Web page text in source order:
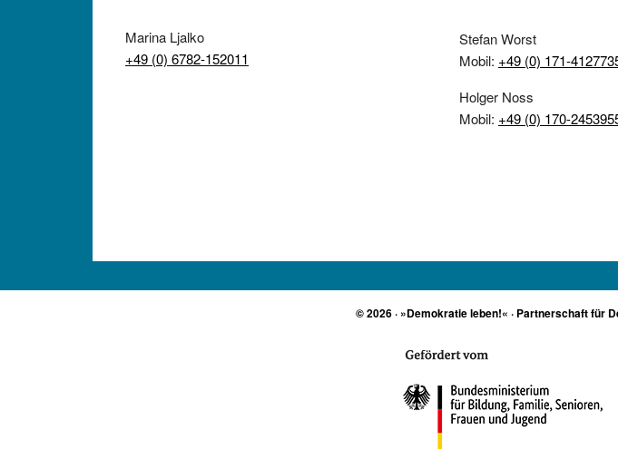
Marina Ljalko
+49 (0) 6782-152011
Stefan Worst
Mobil: +49 (0) 171-
Holger Noss
Mobil: +49 (0) 170-
© 2026 · »Demokratie leben!« · Partnerschaft